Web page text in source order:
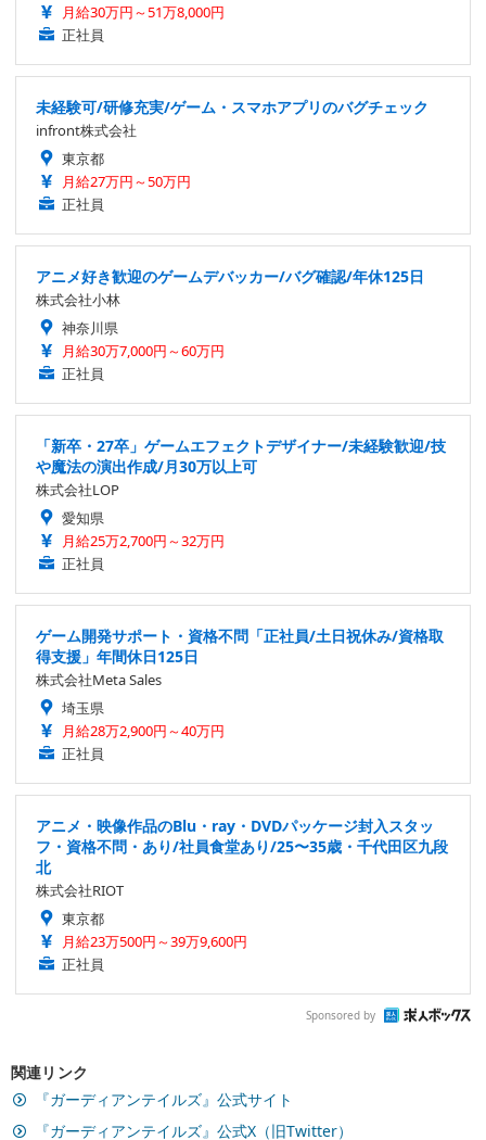
月給30万円～51万8,000円
正社員
未経験可/研修充実/ゲーム・スマホアプリのバグチェック
infront株式会社
東京都
月給27万円～50万円
正社員
アニメ好き歓迎のゲームデバッカー/バグ確認/年休125日
株式会社小林
神奈川県
月給30万7,000円～60万円
正社員
「新卒・27卒」ゲームエフェクトデザイナー/未経験歓迎/技
や魔法の演出作成/月30万以上可
株式会社LOP
愛知県
月給25万2,700円～32万円
正社員
ゲーム開発サポート・資格不問「正社員/土日祝休み/資格取
得支援」年間休日125日
株式会社Meta Sales
埼玉県
月給28万2,900円～40万円
正社員
アニメ・映像作品のBlu・ray・DVDパッケージ封入スタッ
フ・資格不問・あり/社員食堂あり/25〜35歳・千代田区九段
北
株式会社RIOT
東京都
月給23万500円～39万9,600円
正社員
Sponsored by
関連リンク
『ガーディアンテイルズ』公式サイト
『ガーディアンテイルズ』公式X（旧Twitter）